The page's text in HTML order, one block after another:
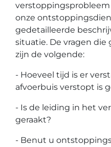
onze
gedetailleerde
situatie. De vragen
zijn de volgende:
- Hoeveel tijd is er
afvoerbuis verstopt is
- Is de leiding in het
geraakt?
- Benut u